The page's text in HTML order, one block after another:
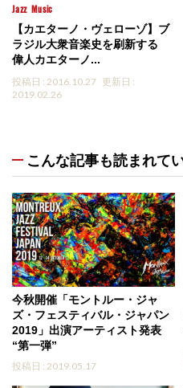
Jazz Music
【カエターノ・ヴェローゾ】ブ
ラジル大衆音楽史を刷新する
偉人カエターノ...
投稿日 : 2016.10.27 更新日 :
2019.02.26
こんな記事も読まれて
今秋開催「モントルー・ジャ
ズ・フェスティバル・ジャパン
2019」出演アーティスト発表
“第一弾”
投稿日 : 2019.05.17